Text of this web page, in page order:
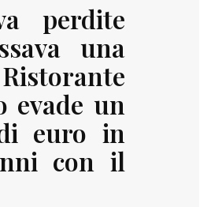
perdite
una
evade un
euro in
con il